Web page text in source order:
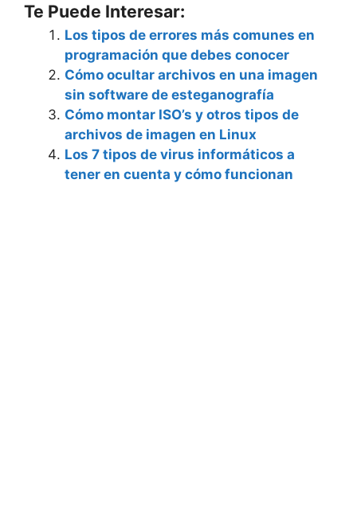
Te Puede Interesar:
Los tipos de errores más comunes en
programación que debes conocer
Cómo ocultar archivos en una imagen
sin software de esteganografía
Cómo montar ISO’s y otros tipos de
archivos de imagen en Linux
Los 7 tipos de virus informáticos a
tener en cuenta y cómo funcionan